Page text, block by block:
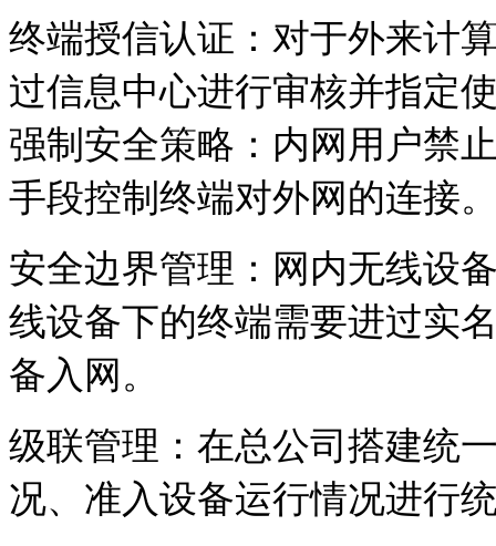
终端授信认证：对于外来计
过信息中心进行审核并指定
强制安全策略：内网用户禁
手段控制终端对外网的连接
安全边界管理：网内无线设
线设备下的终端需要进过实
备入网。
级联管理：在总公司搭建统
况、准入设备运行情况进行